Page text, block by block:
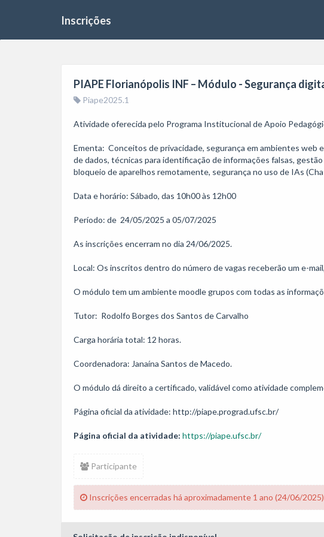
Inscrições
PIAPE Florianópolis INF – Módulo - Segurança
Piape2025.1
Atividade oferecida pelo Programa Institucional de Apoio
Ementa:  Conceitos de privacidade, segurança em ambientes web
de dados, técnicas para identificação de informações falsas,
bloqueio de aparelhos remotamente, segurança no uso de IAs
Data e horário: Sábado, das 10h00 às 12h00
Período: de  24/05/2025 a 05/07/2025
As inscrições encerram no dia 24/06/2025.
Local: Os inscritos dentro do número de vagas receberão um e-
O módulo tem um ambiente moodle grupos com todas as
Tutor:  Rodolfo Borges dos Santos de Carvalho
Carga horária total: 12 horas.
Coordenadora: Janaína Santos de Macedo.
O módulo dá direito a certificado, validável como atividade
Página oficial da atividade: http://piape.prograd.ufsc.br/
Página oficial da atividade: https://piape.ufsc.br/
Participante
Inscrições encerradas há aproximadamente 1 ano (24/06/2025)